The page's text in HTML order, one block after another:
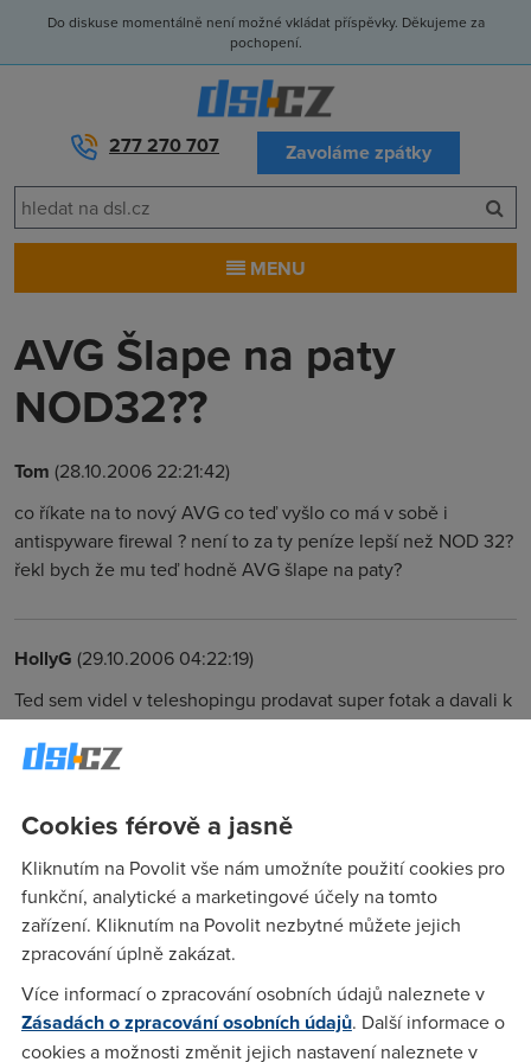
Do diskuse momentálně není možné vkládat příspěvky. Děkujeme za
pochopení.
277 270 707 Zavoláme zpátky
MENU
AVG Šlape na paty
NOD32??
Tom (28.10.2006 22:21:42)
co říkate na to nový AVG co teď vyšlo co má v sobě i
antispyware firewal ? není to za ty peníze lepší než NOD 32?
řekl bych že mu teď hodně AVG šlape na paty?
HollyG (29.10.2006 04:22:19)
Ted sem videl v teleshopingu prodavat super fotak a davali k
nemu i cedecko s aplikaci na editaci fotek a dokonce USB
kabel! Nemyslite ze je to lepsi nabidka nez tenhle?
8D43D86046D2C43EC1256F230031D573.html
ADAM(29.10.2006 08:32:03)
No a u nás měli slevněný páteční pečivo...
Honza(29.10.2006 18:00:12)
No je videt ze Zvedavec se tim zlevnenym pecivem zjevne
Cookies férově a jasně
Kliknutím na Povolit vše nám umožníte použití cookies pro
funkční, analytické a marketingové účely na tomto
zařízení. Kliknutím na Povolit nezbytné můžete jejich
zpracování úplně zakázat.
Více informací o zpracování osobních údajů naleznete v
Zásadách o zpracování osobních údajů. Další informace o
cookies a možnosti změnit jejich nastavení naleznete v